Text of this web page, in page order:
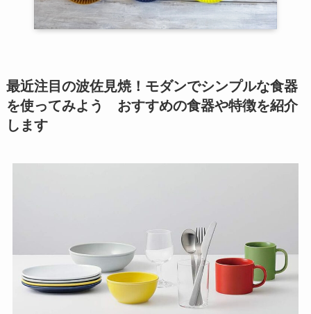
最近注目の波佐見焼！モダンでシンプルな食器
を使ってみよう おすすめの食器や特徴を紹介
します